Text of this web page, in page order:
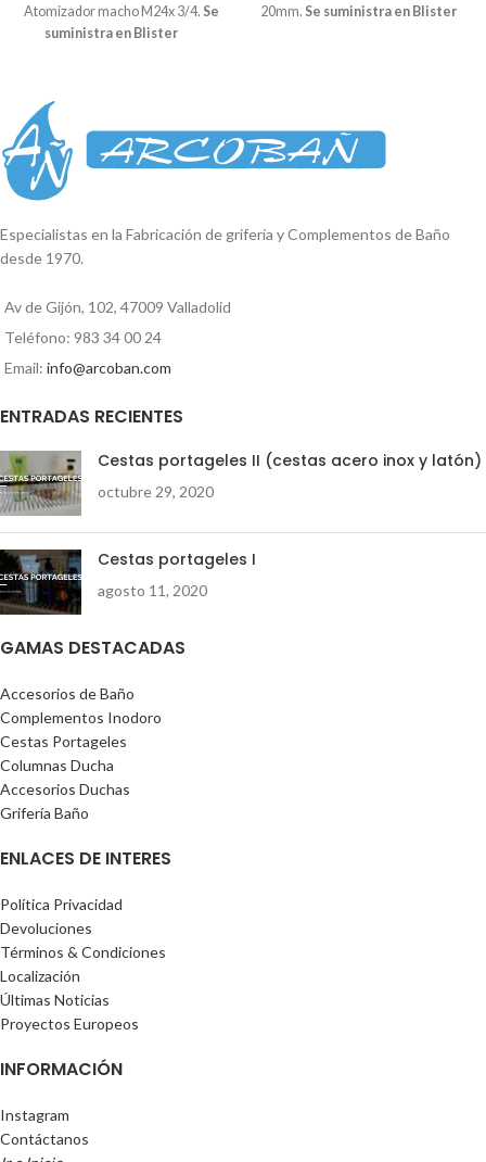
Atomizador macho M24x 3/4. Se
suministra en Blister
20mm. Se suministra en Blister
Especialistas en la Fabricación de grifería y Complementos de Baño
desde 1970.
Av de Gijón, 102, 47009 Valladolid
Teléfono: 983 34 00 24
Email: info@arcoban.com
ENTRADAS RECIENTES
Cestas portageles II (cestas acero inox y latón)
octubre 29, 2020
Cestas portageles I
agosto 11, 2020
GAMAS DESTACADAS
Accesorios de Baño
Complementos Inodoro
Cestas Portageles
Columnas Ducha
Accesorios Duchas
Grifería Baño
ENLACES DE INTERES
Política Privacidad
Devoluciones
Términos & Condiciones
Localización
Últimas Noticias
Proyectos Europeos
INFORMACIÓN
Instagram
Contáctanos